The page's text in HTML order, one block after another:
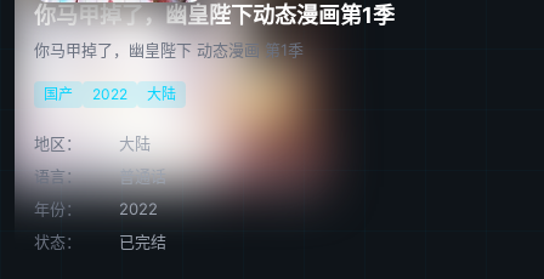
你马甲掉了，幽皇陛下动态漫画第1季
你马甲掉了，幽皇陛下 动态漫画 第1季
国产 2022 大陆
地区：
大陆
语言：
普通话
年份：
2022
状态：
已完结